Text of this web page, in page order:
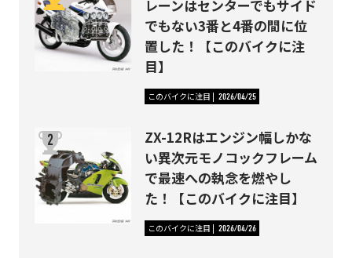
レーンはセンターでもサイド
でもない3番と4番の間に位
置した！【このバイクに注
目】
このバイクに注目 2026/04/25
ZX-12Rはエンジン幅しかな
い異次元モノコックフレーム
で最速への執念を燃やし
た！【このバイクに注目】
このバイクに注目 2026/04/26